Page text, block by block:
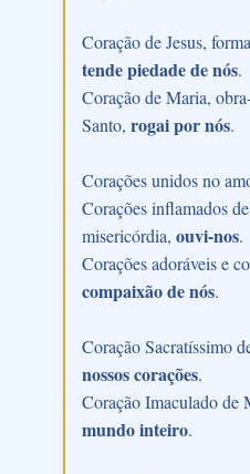
Coração de Jesus,
tende piedade de nós.
Coração de Maria,
Santo, rogai por nós.
Corações unidos no
Corações inflamados
misericórdia, ouvi-nos.
Corações adoráveis e
compaixão de nós.
Coração Sacratíssimo
nossos corações.
Coração Imaculado de
mundo inteiro.